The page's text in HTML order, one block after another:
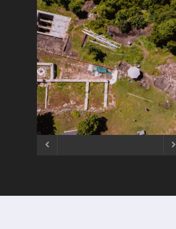
ČESTITKA RAMSKOG VJESNIKA ZA
USKRS 2023. GODINE
 